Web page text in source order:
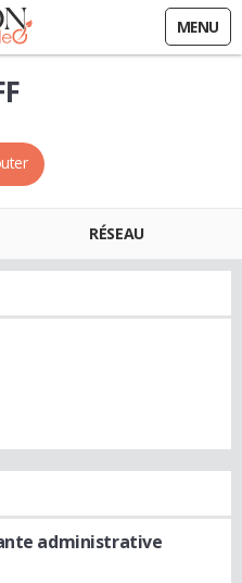
MENU
RÉSEAU
administrative